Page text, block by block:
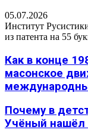
05.07.2026
Институт
из патента на 55
Как в конце
масонское
Почему в
Учёный нашёл